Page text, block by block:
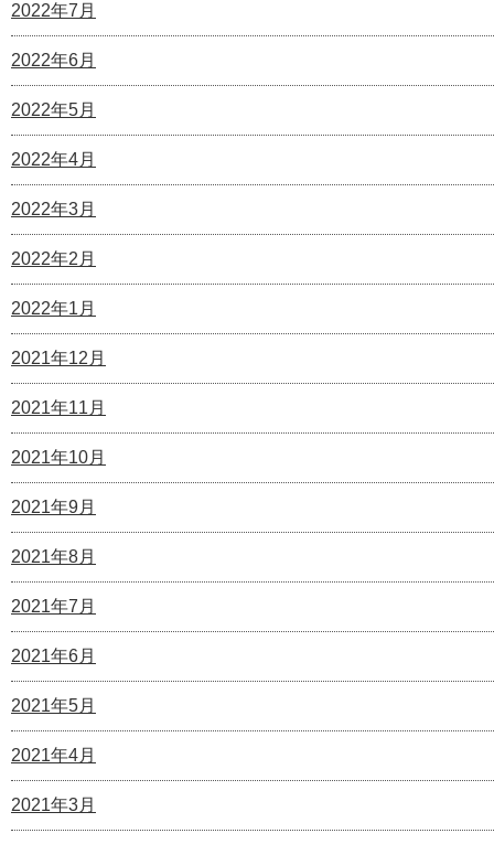
2022年7月
2022年6月
2022年5月
2022年4月
2022年3月
2022年2月
2022年1月
2021年12月
2021年11月
2021年10月
2021年9月
2021年8月
2021年7月
2021年6月
2021年5月
2021年4月
2021年3月